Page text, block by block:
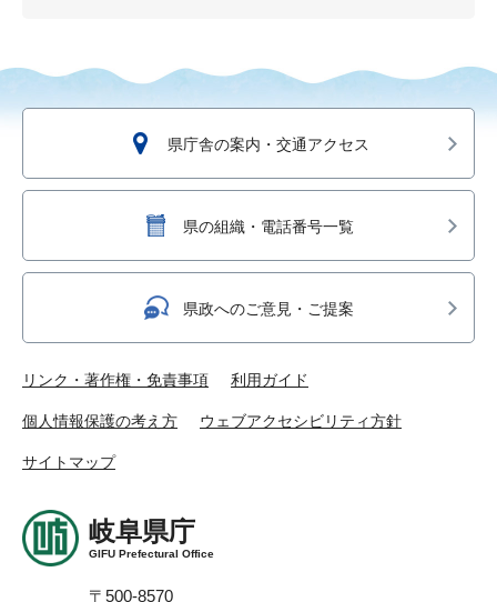
県庁舎の案内・交通アクセス
県の組織・電話番号一覧
県政へのご意見・ご提案
リンク・著作権・免責事項 利用ガイド
個人情報保護の考え方 ウェブアクセシビリティ方針
サイトマップ
岐阜県庁
GIFU Prefectural Office
〒500-8570